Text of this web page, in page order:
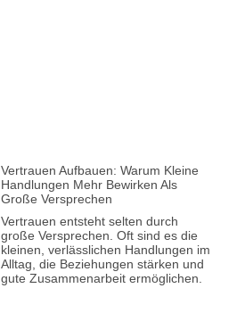
Vertrauen Aufbauen: Warum Kleine
Handlungen Mehr Bewirken Als
Große Versprechen
Vertrauen entsteht selten durch
große Versprechen. Oft sind es die
kleinen, verlässlichen Handlungen im
Alltag, die Beziehungen stärken und
gute Zusammenarbeit ermöglichen.